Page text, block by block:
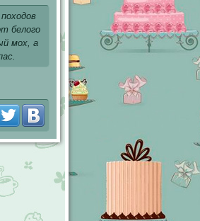
белого
мох, а